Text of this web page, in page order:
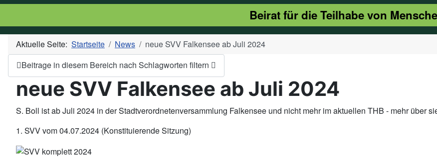
Beirat für die Teilhabe von
Aktuelle Seite: Startseite News
neue SVV Falkensee ab Juli 2024
Beitrage in diesem Bereich nach Schlagworten filtern
neue SVV Falkensee ab Juli 2024
S. Boll ist ab Juli 2024 in der Stadtverordnetenversammlung Falkensee und nicht mehr im aktuellen THB - mehr über
1. SVV vom 04.07.2024 (Konstituierende Sitzung)